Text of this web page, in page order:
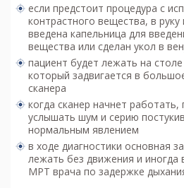
если предстоит процедура с
контрастного вещества, в руку
введена капельница для
вещества или сделан укол в
пациент будет лежать на
который задвигается в
сканера
когда сканер начнет
услышать шум и серию
нормальным явлением
в ходе диагностики основная
лежать без движения и иногда
МРТ врача по задержке